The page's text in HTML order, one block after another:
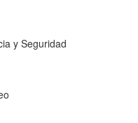
y Seguridad